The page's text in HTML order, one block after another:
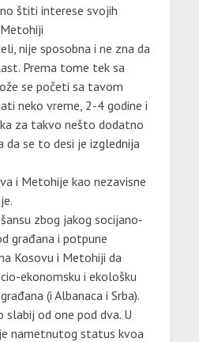
štiti interese svojih
nije sposobna i ne zna da
Prema tome tek sa
se početi sa tavom
neko vreme, 2-4 godine i
za takvo nešto dodatno
da se to desi je izglednija
i Metohije kao nezavisne
zbog jakog socijano-
građana i potpune
Kosovu i Metohiji da
ekonomsku i ekološku
(i Albanaca i Srba).
od one pod dva. U
nametnutog status kvoa